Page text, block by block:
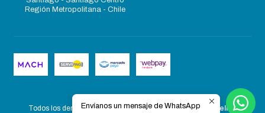
Región Metropolitana - Chile
Todos los derechos reservados.Desarrollado por Jumpseller.
Envíanos un mensaje de WhatsApp